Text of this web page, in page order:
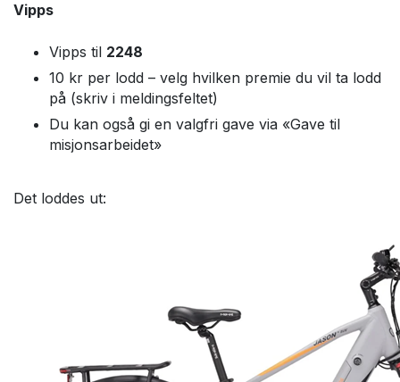
Vipps
Vipps til 2248
10 kr per lodd – velg hvilken premie du vil ta lodd
på (skriv i meldingsfeltet)
Du kan også gi en valgfri gave via «Gave til
misjonsarbeidet»
Det loddes ut: